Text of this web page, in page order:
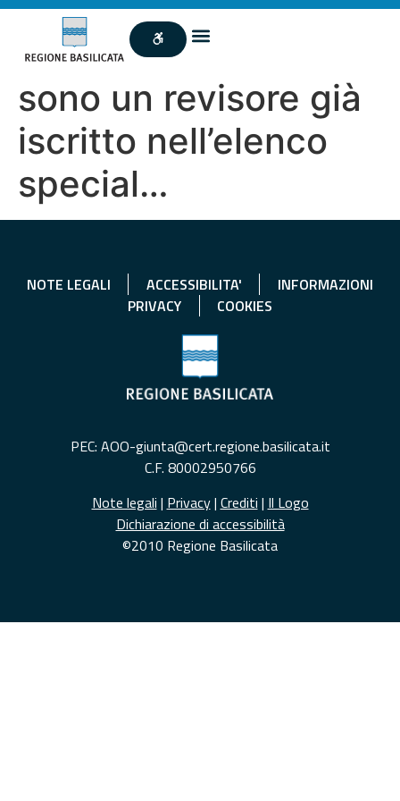
sono un revisore già
iscritto nell’elenco
special…
NOTE LEGALI ACCESSIBILITA'
INFORMAZIONI
PRIVACY
COOKIES
PEC: AOO-giunta@cert.regione.basilicata.it
C.F. 80002950766
Note legali | Privacy| Crediti | Il Logo
Dichiarazione di accessibilità
©2010 Regione Basilicata